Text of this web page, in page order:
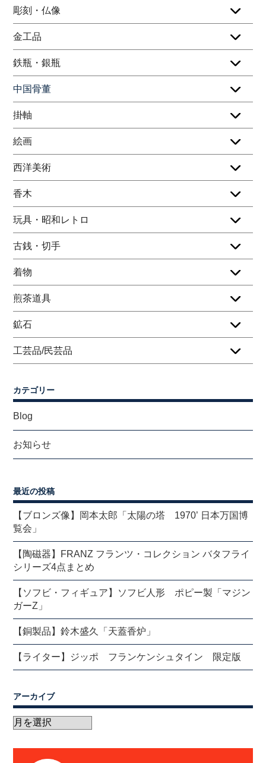
彫刻・仏像
金工品
鉄瓶・銀瓶
中国骨董
掛軸
絵画
西洋美術
香木
玩具・昭和レトロ
古銭・切手
着物
煎茶道具
鉱石
工芸品/民芸品
カテゴリー
Blog
お知らせ
最近の投稿
【ブロンズ像】岡本太郎「太陽の塔 1970’ 日本万国博
覧会」
【陶磁器】FRANZ フランツ・コレクション バタフライ
シリーズ4点まとめ
【ソフビ・フィギュア】ソフビ人形 ポピー製「マジン
ガーZ」
【銅製品】鈴木盛久「天蓋香炉」
【ライター】ジッポ フランケンシュタイン 限定版
アーカイブ